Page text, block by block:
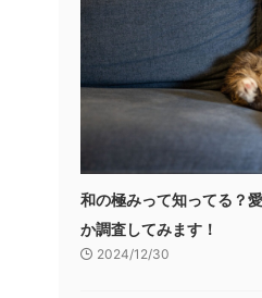
和の極みって知ってる？
か調査してみます！
2024/12/30